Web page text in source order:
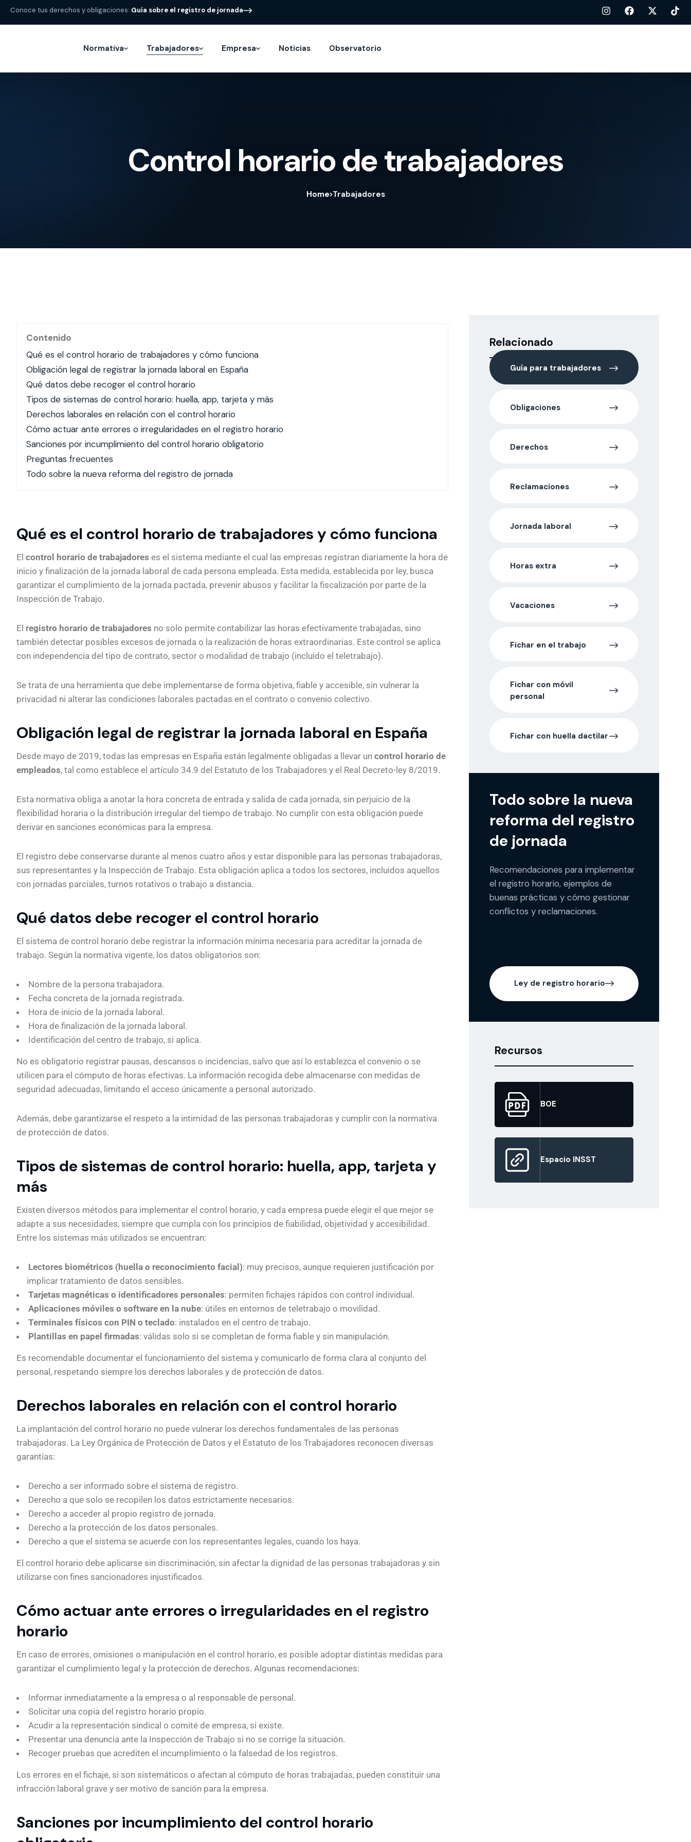
Conoce tus derechos y obligaciones: Guía sobre el registro de jornada
Normativa Trabajadores Empresa Noticias Observatorio
Control horario de trabajadores
Home Trabajadores
Contenido
Qué es el control horario de trabajadores y cómo funciona
Obligación legal de registrar la jornada laboral en España
Qué datos debe recoger el control horario
Tipos de sistemas de control horario: huella, app, tarjeta y más
Derechos laborales en relación con el control horario
Cómo actuar ante errores o irregularidades en el registro horario
Sanciones por incumplimiento del control horario obligatorio
Preguntas frecuentes
Todo sobre la nueva reforma del registro de jornada
Qué es el control horario de trabajadores y cómo funciona
El control horario de trabajadores es el sistema mediante el cual las empresas registran diariamente la hora de
inicio y finalización de la jornada laboral de cada persona empleada. Esta medida, establecida por ley, busca
garantizar el cumplimiento de la jornada pactada, prevenir abusos y facilitar la fiscalización por parte de la
Inspección de Trabajo.
El registro horario de trabajadores no solo permite contabilizar las horas efectivamente trabajadas, sino
también detectar posibles excesos de jornada o la realización de horas extraordinarias. Este control se aplica
con independencia del tipo de contrato, sector o modalidad de trabajo (incluido el teletrabajo).
Se trata de una herramienta que debe implementarse de forma objetiva, fiable y accesible, sin vulnerar la
privacidad ni alterar las condiciones laborales pactadas en el contrato o convenio colectivo.
Obligación legal de registrar la jornada laboral en España
Desde mayo de 2019, todas las empresas en España están legalmente obligadas a llevar un control horario de
empleados, tal como establece el artículo 34.9 del Estatuto de los Trabajadores y el Real Decreto-ley 8/2019.
Esta normativa obliga a anotar la hora concreta de entrada y salida de cada jornada, sin perjuicio de la
flexibilidad horaria o la distribución irregular del tiempo de trabajo. No cumplir con esta obligación puede
derivar en sanciones económicas para la empresa.
El registro debe conservarse durante al menos cuatro años y estar disponible para las personas trabajadoras,
sus representantes y la Inspección de Trabajo. Esta obligación aplica a todos los sectores, incluidos aquellos
con jornadas parciales, turnos rotativos o trabajo a distancia.
Qué datos debe recoger el control horario
El sistema de control horario debe registrar la información mínima necesaria para acreditar la jornada de
trabajo. Según la normativa vigente, los datos obligatorios son:
Nombre de la persona trabajadora.
Fecha concreta de la jornada registrada.
Hora de inicio de la jornada laboral.
Hora de finalización de la jornada laboral.
Identificación del centro de trabajo, si aplica.
No es obligatorio registrar pausas, descansos o incidencias, salvo que así lo establezca el convenio o se
utilicen para el cómputo de horas efectivas. La información recogida debe almacenarse con medidas de
seguridad adecuadas, limitando el acceso únicamente a personal autorizado.
Además, debe garantizarse el respeto a la intimidad de las personas trabajadoras y cumplir con la normativa
de protección de datos.
Tipos de sistemas de control horario: huella, app, tarjeta y
más
Existen diversos métodos para implementar el control horario, y cada empresa puede elegir el que mejor se
adapte a sus necesidades, siempre que cumpla con los principios de fiabilidad, objetividad y accesibilidad.
Entre los sistemas más utilizados se encuentran:
Lectores biométricos (huella o reconocimiento facial): muy precisos, aunque requieren justificación por
implicar tratamiento de datos sensibles.
Tarjetas magnéticas o identificadores personales: permiten fichajes rápidos con control individual.
Aplicaciones móviles o software en la nube: útiles en entornos de teletrabajo o movilidad.
Terminales físicos con PIN o teclado: instalados en el centro de trabajo.
Plantillas en papel firmadas: válidas solo si se completan de forma fiable y sin manipulación.
Es recomendable documentar el funcionamiento del sistema y comunicarlo de forma clara al conjunto del
personal, respetando siempre los derechos laborales y de protección de datos.
Derechos laborales en relación con el control horario
La implantación del control horario no puede vulnerar los derechos fundamentales de las personas
trabajadoras. La Ley Orgánica de Protección de Datos y el Estatuto de los Trabajadores reconocen diversas
garantías:
Derecho a ser informado sobre el sistema de registro.
Derecho a que solo se recopilen los datos estrictamente necesarios.
Derecho a acceder al propio registro de jornada.
Derecho a la protección de los datos personales.
Derecho a que el sistema se acuerde con los representantes legales, cuando los haya.
El control horario debe aplicarse sin discriminación, sin afectar la dignidad de las personas trabajadoras y sin
utilizarse con fines sancionadores injustificados.
Cómo actuar ante errores o irregularidades en el registro
horario
En caso de errores, omisiones o manipulación en el control horario, es posible adoptar distintas medidas para
garantizar el cumplimiento legal y la protección de derechos. Algunas recomendaciones:
Informar inmediatamente a la empresa o al responsable de personal.
Solicitar una copia del registro horario propio.
Acudir a la representación sindical o comité de empresa, si existe.
Presentar una denuncia ante la Inspección de Trabajo si no se corrige la situación.
Recoger pruebas que acrediten el incumplimiento o la falsedad de los registros.
Los errores en el fichaje, si son sistemáticos o afectan al cómputo de horas trabajadas, pueden constituir una
infracción laboral grave y ser motivo de sanción para la empresa.
Sanciones por incumplimiento del control horario
Relacionado
Guía para trabajadores
Obligaciones
Derechos
Reclamaciones
Jornada laboral
Horas extra
Vacaciones
Fichar en el trabajo
Fichar con móvil
personal
Fichar con huella dactilar
Todo sobre la nueva
reforma del registro
de jornada
Recomendaciones para implementar
el registro horario, ejemplos de
buenas prácticas y cómo gestionar
conflictos y reclamaciones.
Ley de registro horario
Recursos
BOE
Espacio INSST